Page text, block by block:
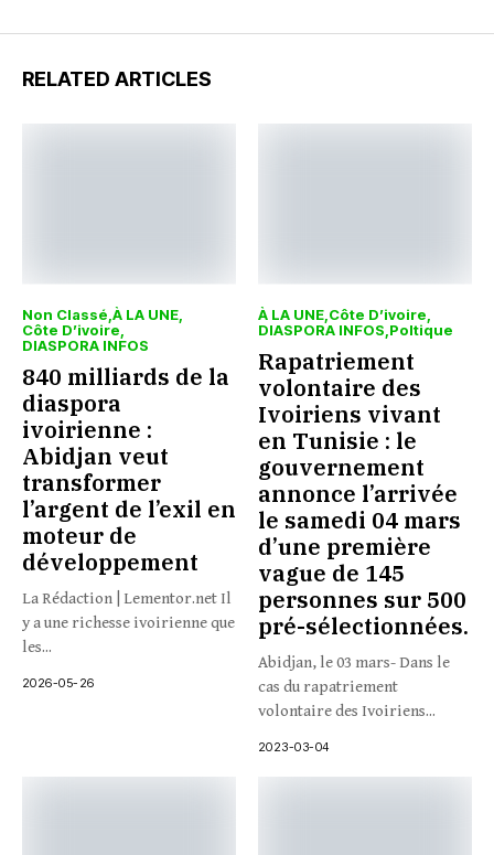
RELATED ARTICLES
Non Classé À LA UNE
Côte D’ivoire
DIASPORA INFOS
840 milliards de la
diaspora
ivoirienne :
Abidjan veut
transformer
l’argent de l’exil en
moteur de
développement
La Rédaction | Lementor.net Il
y a une richesse ivoirienne que
les...
2026-05-26
À LA UNE Côte D’ivoire
DIASPORA INFOS Poltique
Rapatriement
volontaire des
Ivoiriens vivant
en Tunisie : le
gouvernement
annonce l’arrivée
le samedi 04 mars
d’une première
vague de 145
personnes sur 500
pré-sélectionnées.
Abidjan, le 03 mars- Dans le
cas du rapatriement
volontaire des Ivoiriens...
2023-03-04